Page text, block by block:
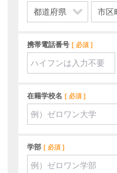
携帯電話番号 必須
在籍学校名 必須
学部 必須